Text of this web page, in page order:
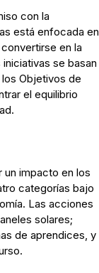
con la
está enfocada en
en la
se basan
Objetivos de
el equilibrio
un impacto en los
categorías bajo
Las acciones
solares;
de aprendices, y